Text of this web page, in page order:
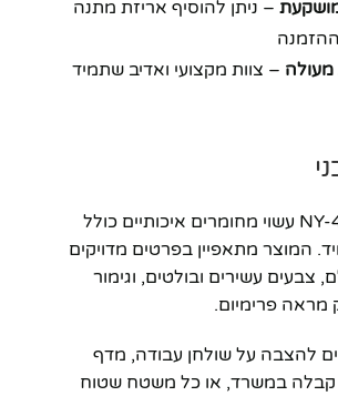
– ניתן להוסיף אריזת מתנה
מעולה – צוות מקצועי ואדיב שתמיד
גלובוס NY-40520 עשוי מחומרים איכותיים כולל
המוצר מתאפיין בפרטים מדויקים
צבעים עשירים ובולטים, וגימור
מראה פרימיום.
להצבה על שולחן עבודה, מדף
קבלה במשרד, או כל משטח שטוח